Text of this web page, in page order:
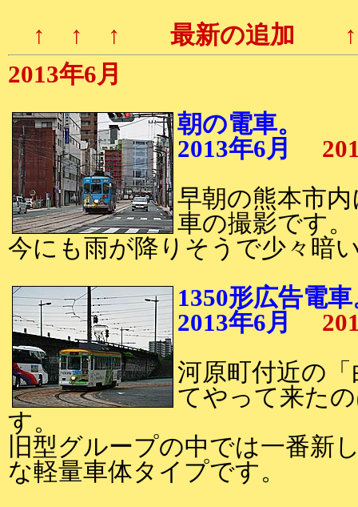
↑ ↑ ↑ 最新の追加
2013年6月
朝の電車。
2013年6月
早朝の熊本市
車の撮影です。
今にも雨が降りそうで少々暗
1350形広告電
2013年6月
河原町付近の
てやって来た
す。
旧型グループの中では一番新
な軽量車体タイプです。